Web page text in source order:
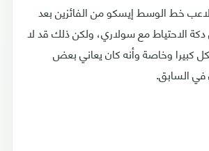
لاعب خط الوسط إيسكو من الفائزين بعد
الاحتياط مع سولاري، ولكن ذلك قد لا
كبيرا وخاصة وأنه كان يعاني بعض
في السابق.